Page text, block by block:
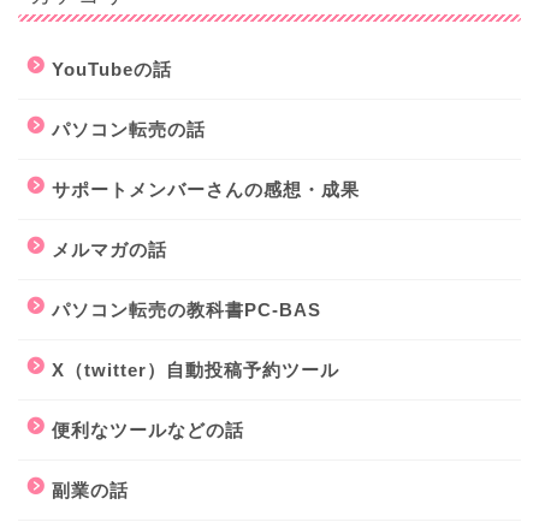
YouTubeの話
パソコン転売の話
サポートメンバーさんの感想・成果
メルマガの話
パソコン転売の教科書PC-BAS
X（twitter）自動投稿予約ツール
便利なツールなどの話
副業の話